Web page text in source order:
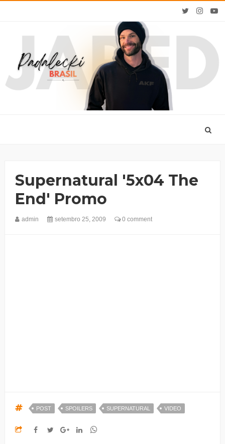
Supernatural '5x04 The
End' Promo
admin setembro 25, 2009 0 comment
POST SPOILERS SUPERNATURAL VIDEO